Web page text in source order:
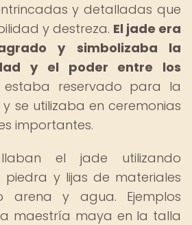
y detalladas que
y destreza. El jade era
y simbolizaba la
y el poder entre los
estaba reservado para la
se utilizaba en ceremonias
importantes.
el jade utilizando
piedra y lijas de materiales
arena y agua. Ejemplos
maestría maya en la talla